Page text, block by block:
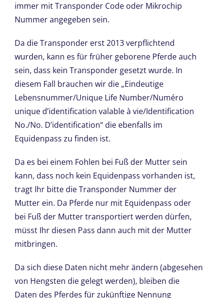
immer mit Transponder Code oder Mikrochip
Nummer angegeben sein.
Da die Transponder erst 2013 verpflichtend
wurden, kann es für früher geborene Pferde auch
sein, dass kein Transponder gesetzt wurde. In
diesem Fall brauchen wir die „Eindeutige
Lebensnummer/Unique Life Number/Numéro
unique d’identification valable à vie/Identification
No./No. D’identification“ die ebenfalls im
Equidenpass zu finden ist.
Da es bei einem Fohlen bei Fuß der Mutter sein
kann, dass noch kein Equidenpass vorhanden ist,
tragt Ihr bitte die Transponder Nummer der
Mutter ein. Da Pferde nur mit Equidenpass oder
bei Fuß der Mutter transportiert werden dürfen,
müsst Ihr diesen Pass dann auch mit der Mutter
mitbringen.
Da sich diese Daten nicht mehr ändern (abgesehen
von Hengsten die gelegt werden), bleiben die
Daten des Pferdes für zukünftige Nennung